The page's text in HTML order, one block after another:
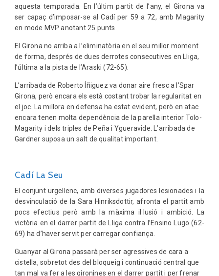
aquesta temporada. En l’últim partit de l’any, el Girona va
ser capaç d’imposar-se al Cadí per 59 a 72, amb Magarity
en mode MVP anotant 25 punts.
El Girona no arriba a l’eliminatòria en el seu millor moment
de forma, després de dues derrotes consecutives en Lliga,
l’última a la pista de l’Araski (72-65).
L’arribada de Roberto Íñiguez va donar aire fresc a l’Spar
Girona, però encara els està costant trobar la regularitat en
el joc. La millora en defensa ha estat evident, però en atac
encara tenen molta dependència de la parella interior Tolo-
Magarity i dels triples de Peña i Ygueravide. L’arribada de
Gardner suposa un salt de qualitat important.
Cadí La Seu
El conjunt urgellenc, amb diverses jugadores lesionades i la
desvinculació de la Sara Hinriksdottir, afronta el partit amb
pocs efectius però amb la màxima il·lusió i ambició. La
victòria en el darrer partit de Lliga contra l’Ensino Lugo (62-
69) ha d’haver servit per carregar confiança.
Guanyar al Girona passarà per ser agressives de cara a
cistella, sobretot des del bloqueig i continuació central que
tan mal va fer a les gironines en el darrer partit i per frenar